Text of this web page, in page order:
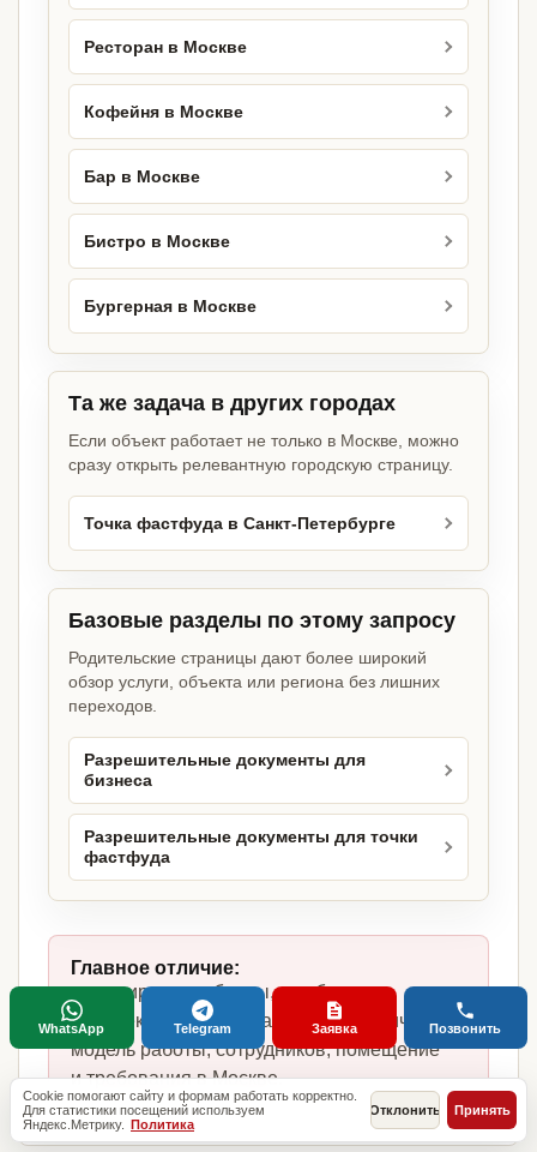
Ресторан в Москве
Кофейня в Москве
Бар в Москве
Бистро в Москве
Бургерная в Москве
Та же задача в других городах
Если объект работает не только в Москве, можно
сразу открыть релевантную городскую страницу.
Точка фастфуда в Санкт-Петербурге
Базовые разделы по этому запросу
Родительские страницы дают более широкий
обзор услуги, объекта или региона без лишних
переходов.
Разрешительные документы для
бизнеса
Разрешительные документы для точки
фастфуда
Главное отличие:
не копируем шаблоны, а собираем
комплект под точку фастфуда, фактическую
модель работы, сотрудников, помещение
и требования в Москве.
Cookie помогают сайту и формам работать корректно.
Для статистики посещений используем
Яндекс.Метрику. Политика
Отклонить Принять
WhatsApp Telegram Заявка Позвонить